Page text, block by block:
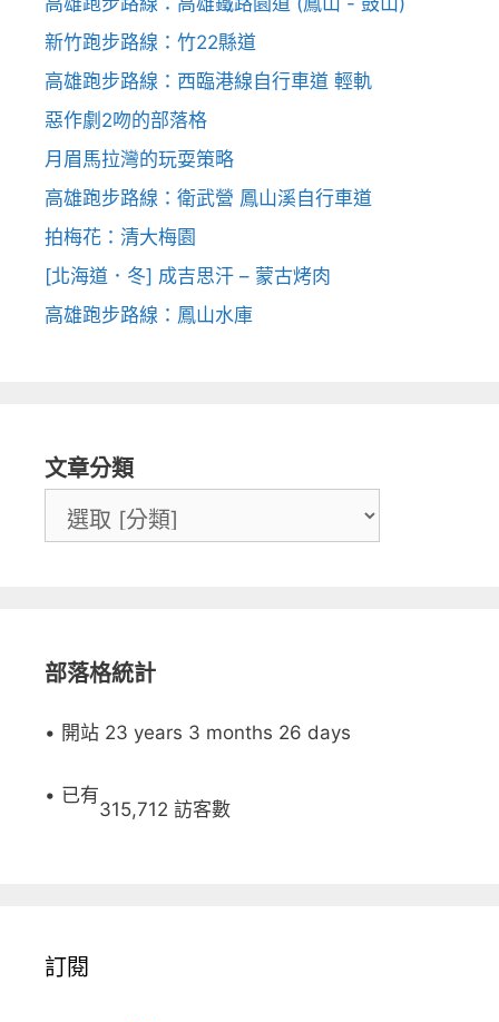
新竹跑步路線：竹22縣道
高雄跑步路線：西臨港線自行車道 輕軌
惡作劇2吻的部落格
月眉馬拉灣的玩耍策略
高雄跑步路線：衛武營 鳳山溪自行車道
拍梅花：清大梅園
[北海道．冬] 成吉思汗 – 蒙古烤肉
高雄跑步路線：鳳山水庫
文章分類
部落格統計
• 開站 23 years 3 months 26 days
• 已有
315,712 訪客數
訂閱